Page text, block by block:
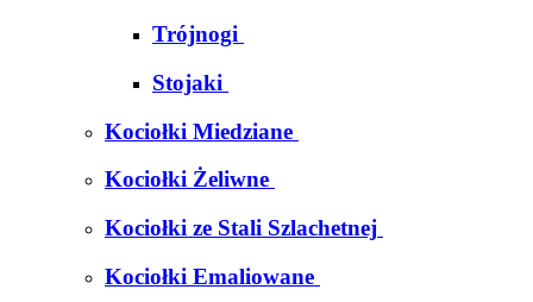
Trójnogi
Stojaki
Kociołki Miedziane
Kociołki Żeliwne
Kociołki ze Stali Szlachetnej
Kociołki Emaliowane